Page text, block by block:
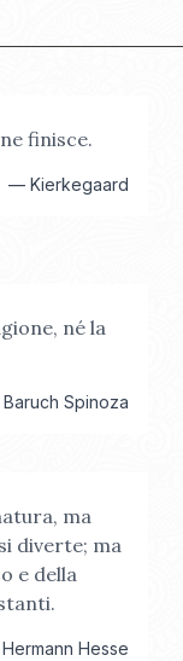
finisce.
— Kierkegaard
né la
Baruch Spinoza
ma
diverte; ma
e della
Hermann Hesse